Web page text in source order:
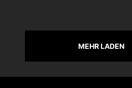
MEHR LADEN